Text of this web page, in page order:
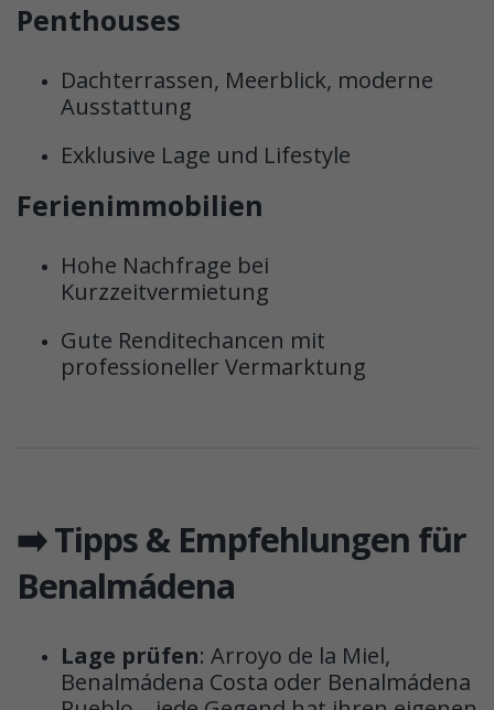
Penthouses
Dachterrassen, Meerblick, moderne
Ausstattung
Exklusive Lage und Lifestyle
Ferienimmobilien
Hohe Nachfrage bei
Kurzzeitvermietung
Gute Renditechancen mit
professioneller Vermarktung
➡️ Tipps & Empfehlungen für
Benalmádena
Lage prüfen: Arroyo de la Miel,
Benalmádena Costa oder Benalmádena